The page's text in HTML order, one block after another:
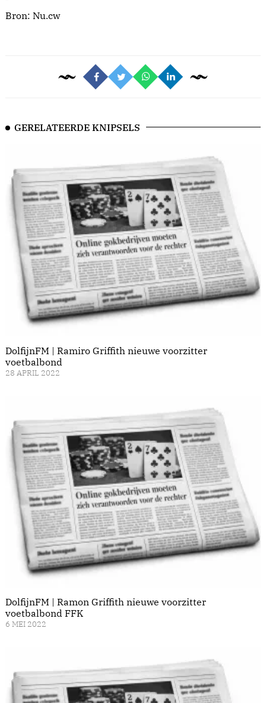
Bron: Nu.cw
GERELATEERDE KNIPSELS
DolfijnFM | Ramiro Griffith nieuwe voorzitter
voetbalbond
28 APRIL 2022
DolfijnFM | Ramon Griffith nieuwe voorzitter
voetbalbond FFK
6 MEI 2022